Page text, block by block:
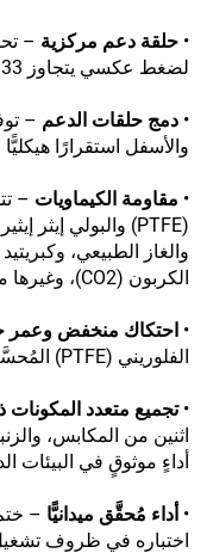
• حلقة دعم مركزية –
لضغط عكسي يتجاوز 1.33 مرةً من الضغط المُصنَّف.
• دمج حلقات الدعم –
والأسفل استقرارًا
• مقاومة الكيماويات –
الكربون (CO2)، وغيرها من السوائل العدائية.
• احتكاك منخفض وعمر
الفلوريني (PTFE) المُحسَّنة من التآكل ودورات الصيانة.
•تجميع متعدد
اثنين من المكابس،
أداءٍ موثوقٍ في البيئات
• أداء مُحقَّق ميدانيًّا
اختباره في ظروف